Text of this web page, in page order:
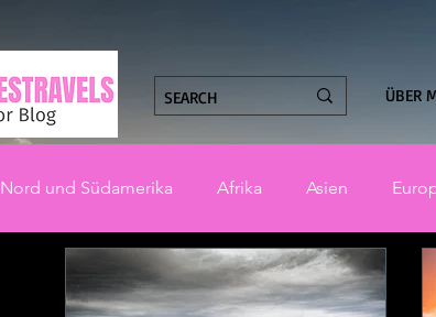
ÜBER
Nord und Südamerika Afrika Asien